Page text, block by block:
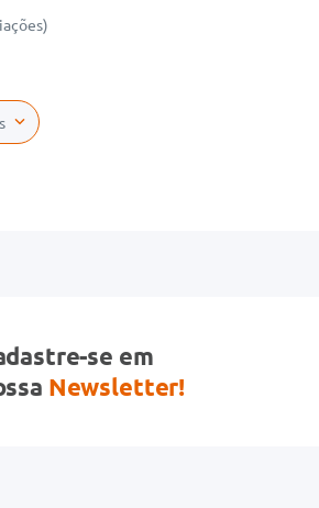
a 5 estrelas
se em
Newsletter!